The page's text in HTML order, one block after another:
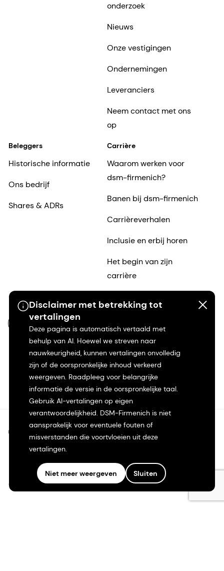
Disclaimer met betrekking tot
vertalingen
Deze pagina is automatisch vertaald met
behulp van AI. Hoewel we streven naar
nauwkeurigheid, kunnen vertalingen onvolledig
zijn of de oorspronkelijke inhoud verkeerd
weergeven. Raadpleeg voor belangrijke
informatie de versie in de oorspronkelijke taal.
Gebruik AI-vertalingen op eigen
verantwoordelijkheid. DSM-Firmenich is niet
aansprakelijk voor eventuele fouten of
misverstanden die voortvloeien uit deze
vertalingen.
Niet meer weergeven Sluiten
onderzoek
Nieuws
Onze vestigingen
Ondernemingen
Leveranciers
Neem contact met ons
op
Beleggers
Historische informatie
Ons bedrijf
Shares & ADRs
Carrière
Waarom werken voor
dsm-firmenich?
Banen bij dsm-firmenich
Carrièreverhalen
Inclusie en erbij horen
Het begin van zijn
carrière
©2026 dsm-firmenich. Alle rechten voorbehouden.
Gebruiksvoorwaarden